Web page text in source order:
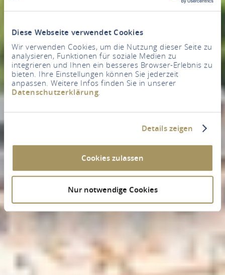
Diese Webseite verwendet Cookies
Wir verwenden Cookies, um die Nutzung dieser Seite zu
analysieren, Funktionen für soziale Medien zu
integrieren und Ihnen ein besseres Browser-Erlebnis zu
bieten. Ihre Einstellungen können Sie jederzeit
anpassen. Weitere Infos finden Sie in unserer
Datenschutzerklärung.
Details zeigen
Cookies zulassen
Nur notwendige Cookies